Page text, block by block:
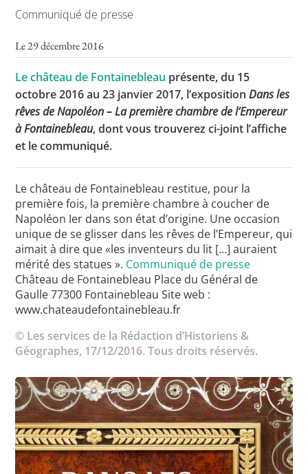
Lettre d’information de l’APHG
L’APHG dans la presse
Toutes les actualités
Concours de recrutement
Concours scolaires
Conférences, tables rondes
Critique d’ouvrages publiés
Culture
Communiqué de presse
Le 29 décembre 2016
Le château de Fontainebleau présente, du 15
octobre 2016 au 23 janvier 2017, l’expositionDans les
rêves de Napoléon – La première chambre de l’Empereur
à Fontainebleau, dont vous trouverez ci-joint l’affiche
et le communiqué.
Le château de Fontainebleau restitue, pour la
première fois, la première chambre à coucher de
Napoléon Ier dans son état d’origine. Une occasion
unique de se glisser dans les rêves de l’Empereur, qui
aimait à dire que «les inventeurs du lit […] auraient
mérité des statues ». Communiqué de presse
Château de Fontainebleau Place du Général de
Gaulle 77300 Fontainebleau Site web :
www.chateaudefontainebleau.fr
© Les services de la Rédaction d’Historiens &
Géographes, 17/12/2016. Tous droits réservés.